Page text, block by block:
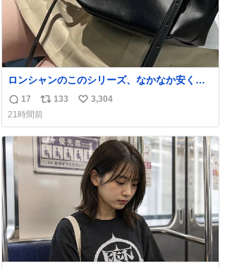
ロンシャンのこのシリーズ、なかなか安くな
らないのにセール価格になってる🖤✨レザー
なのが反則級にかわいい。持ってるだけでコ
ーデが格上げされる。
返
信
数
17
リ
ポ
ス
ト
数
133
い
ね
数
3,304
21時間前